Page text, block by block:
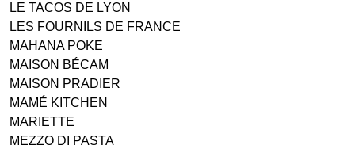
LE TACOS DE LYON
LES FOURNILS DE FRANCE
MAHANA POKE
MAISON BÉCAM
MAISON PRADIER
MAMÉ KITCHEN
MARIETTE
MEZZO DI PASTA